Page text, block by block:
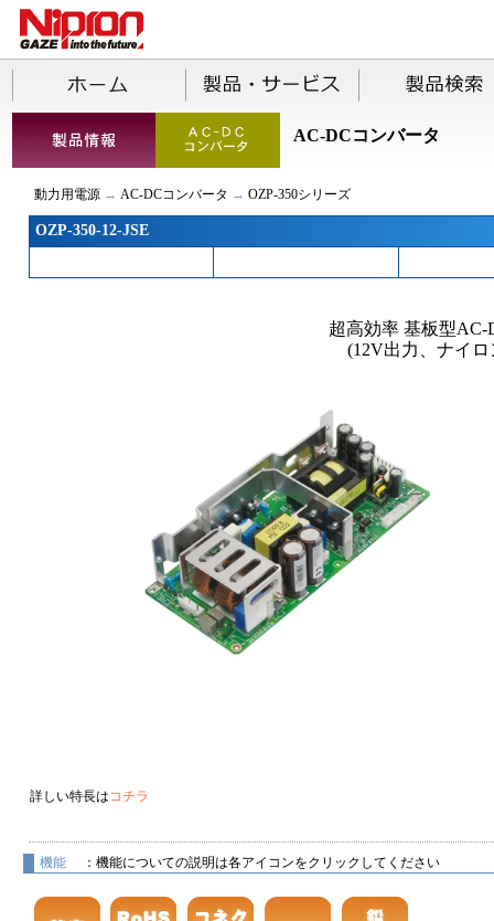
AC-DCコンバータ
動力用電源→ AC-DCコンバータ → OZP-350シリーズ
OZP-350-12-JSE
超高効率 基板型
(12V出力、ナイ
詳しい特長はコチラ
機能 ：機能についての説明は各アイコンをクリックしてください